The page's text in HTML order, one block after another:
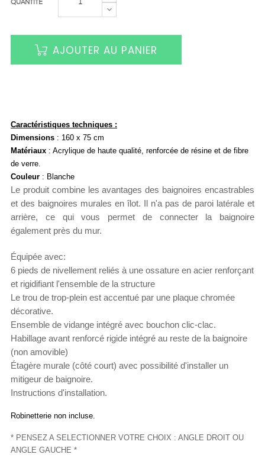
QUANTITÉ
AJOUTER AU PANIER
Caractéristiques techniques :
Dimensions : 160 x 75 cm
Matériaux : Acrylique de haute qualité, renforcée de résine et de fibre
de verre.
Couleur : Blanche
Le produit combine les avantages des baignoires encastrables
et des baignoires murales en îlot. Il n'a pas de paroi latérale et
arrière, ce qui vous permet de connecter la baignoire
également près du mur.
Équipée avec:
6 pieds de nivellement reliés à une ossature en acier renforçant
et rigidifiant l'ensemble de la structure
Le trou de trop-plein est accentué par une plaque chromée
décorative.
Ensemble de vidange intégré avec bouchon clic-clac.
Habillage avant renforcé rigide intégré au reste de la baignoire
(non amovible)
Étagère murale (côté court) avec possibilité d'installer un
mitigeur de baignoire.
Instructions d'installation.
Robinetterie non incluse.
* PENSEZ A SELECTIONNER VOTRE CHOIX : ANGLE DROIT OU
ANGLE GAUCHE *